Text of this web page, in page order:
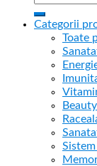
Categorii
Toate